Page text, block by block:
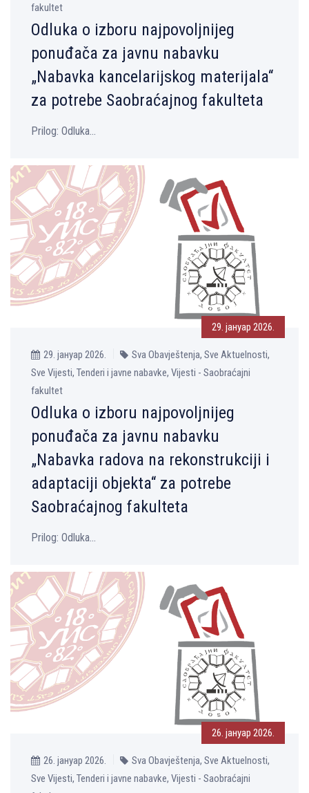
fakultet
Odluka o izboru najpovolјnijeg
ponuđača za javnu nabavku
„Nabavka kancelarijskog materijala“
za potrebe Saobraćajnog fakulteta
Prilog: Odluka...
29. јануар 2026.
29. јануар 2026.
Sva Obavještenja, Sve Aktuelnosti,
Sve Vijesti, Tenderi i javne nabavke, Vijesti - Saobraćajni
fakultet
Odluka o izboru najpovolјnijeg
ponuđača za javnu nabavku
„Nabavka radova na rekonstrukciji i
adaptaciji objekta“ za potrebe
Saobraćajnog fakulteta
Prilog: Odluka...
26. јануар 2026.
26. јануар 2026.
Sva Obavještenja, Sve Aktuelnosti,
Sve Vijesti, Tenderi i javne nabavke, Vijesti - Saobraćajni